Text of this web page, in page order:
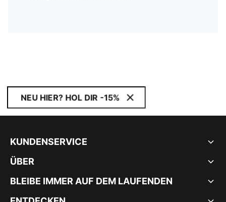
NEU HIER? HOL DIR -15%
KUNDENSERVICE
ÜBER
BLEIBE IMMER AUF DEM LAUFENDEN